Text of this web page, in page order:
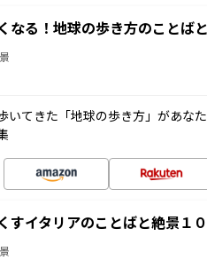
なる！地球の歩き方のことば
いてきた「地球の歩き方」があな
すイタリアのことばと絶景１